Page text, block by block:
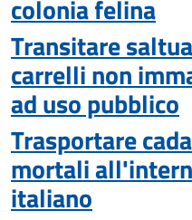
colonia felina
Transitare
carrelli non
ad uso pubblico
Trasportare
mortali
italiano